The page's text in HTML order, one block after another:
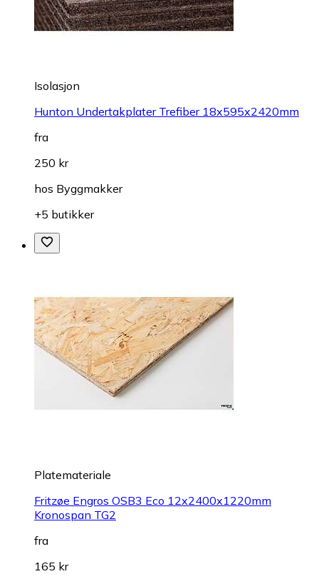
Isolasjon
Hunton Undertakplater Trefiber 18x595x2420mm
fra
250 kr
hos Byggmakker
+5 butikker
Platemateriale
Fritzøe Engros OSB3 Eco 12x2400x1220mm
Kronospan TG2
fra
165 kr